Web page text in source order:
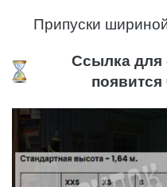
Припуски
Ссылка для
появится